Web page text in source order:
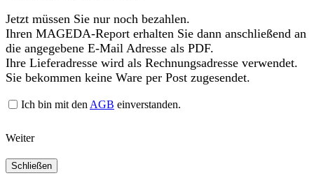
Jetzt müssen Sie nur noch bezahlen.
Ihren MAGEDA-Report erhalten Sie dann anschließend an
die angegebene E-Mail Adresse als PDF.
Ihre Lieferadresse wird als Rechnungsadresse verwendet.
Sie bekommen keine Ware per Post zugesendet.
Ich bin mit den AGB einverstanden.
Weiter
Schließen